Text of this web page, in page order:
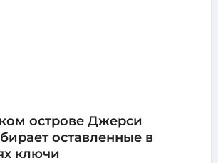
острове Джерси
оставленные в
ключи